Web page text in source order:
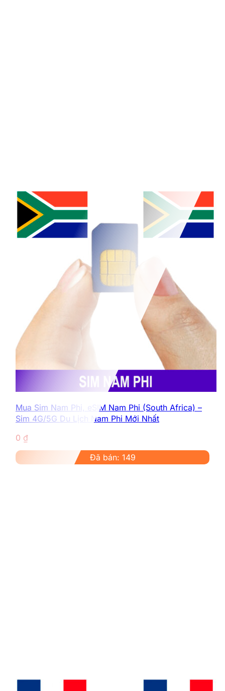
Mua Sim Nam Phi, eSIM Nam Phi (South Africa) –
Sim 4G/5G Du Lịch Nam Phi Mới Nhất
0 ₫
Đã bán: 149